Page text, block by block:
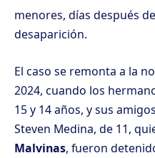
menores, días después
desaparición.
El caso se remonta a la
2024, cuando los
15 y 14 años, y sus
Steven Medina, de 11,
Malvinas, fueron